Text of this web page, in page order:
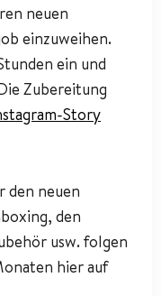
neuen
einzuweihen.
ein und
Zubereitung
Story
neuen
den
usw. folgen
hier auf